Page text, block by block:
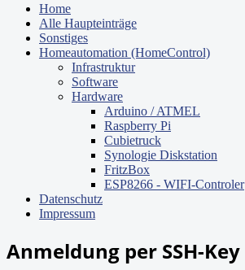
Home
Alle Haupteinträge
Sonstiges
Homeautomation (HomeControl)
Infrastruktur
Software
Hardware
Arduino / ATMEL
Raspberry Pi
Cubietruck
Synologie Diskstation
FritzBox
ESP8266 - WIFI-Controler
Datenschutz
Impressum
Anmeldung per SSH-Key